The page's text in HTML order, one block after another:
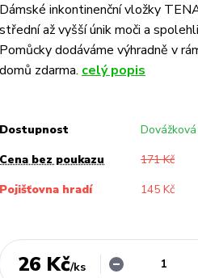
Dámské inkontinenční vložky
střední až vyšší únik moči a
Pomůcky dodáváme výhradně v
domů zdarma. celý popis
Dostupnost
Cena bez poukazu
171 Kč
Pojišťovna hradí
145 Kč
26 Kč/ks